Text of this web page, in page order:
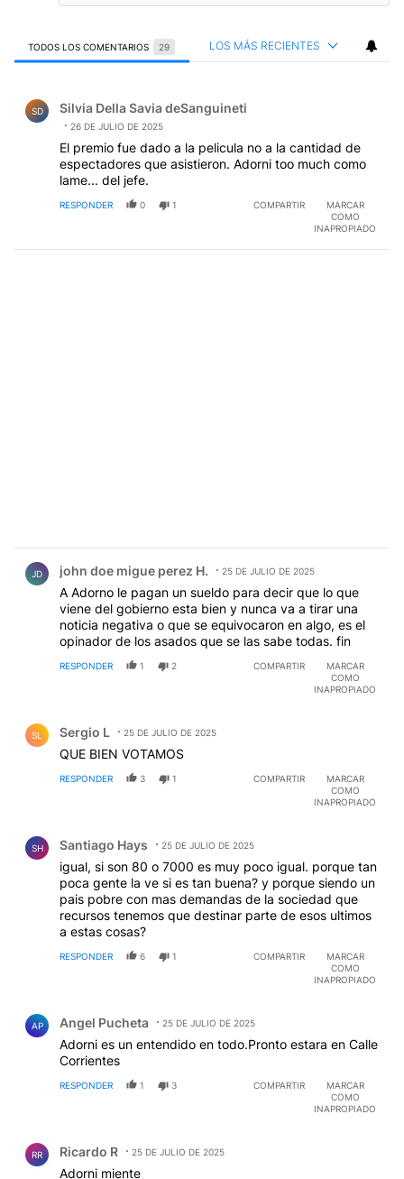
TODOS LOS COMENTARIOS 29 LOS MÁS RECIENTES
SD Silvia Della Savia deSanguineti
26 DE JULIO DE 2025
El premio fue dado a la pelicula no a la cantidad de
espectadores que asistieron. Adorni too much como
lame... del jefe.
RESPONDER 0 1 COMPARTIR
MARCAR
COMO
INAPROPIADO
JD john doe migue perez H. 25 DE JULIO DE 2025
A Adorno le pagan un sueldo para decir que lo que
viene del gobierno esta bien y nunca va a tirar una
noticia negativa o que se equivocaron en algo, es el
opinador de los asados que se las sabe todas. fin
RESPONDER 1 2 COMPARTIR
MARCAR
COMO
INAPROPIADO
SL Sergio L 25 DE JULIO DE 2025
QUE BIEN VOTAMOS
RESPONDER 3 1 COMPARTIR
MARCAR
COMO
INAPROPIADO
SH Santiago Hays 25 DE JULIO DE 2025
igual, si son 80 o 7000 es muy poco igual. porque tan
poca gente la ve si es tan buena? y porque siendo un
pais pobre con mas demandas de la sociedad que
recursos tenemos que destinar parte de esos ultimos
a estas cosas?
RESPONDER 6 1 COMPARTIR
MARCAR
COMO
INAPROPIADO
AP Angel Pucheta 25 DE JULIO DE 2025
Adorni es un entendido en todo.Pronto estara en Calle
Corrientes
RESPONDER 1 3 COMPARTIR
MARCAR
COMO
INAPROPIADO
RR Ricardo R 25 DE JULIO DE 2025
Adorni miente